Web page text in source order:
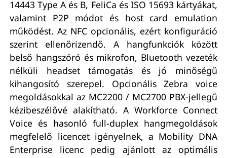
14443 Type A és B, FeliCa és ISO 15693 kártyákat,
valamint P2P módot és host card emulation
működést. Az NFC opcionális, ezért konfiguráció
szerint ellenőrizendő. A hangfunkciók között
belső hangszóró és mikrofon, Bluetooth vezeték
nélküli headset támogatás és jó minőségű
kihangosító szerepel. Opcionális Zebra voice
megoldásokkal az MC2200 / MC2700 PBX-jellegű
kézibeszélővé alakítható. A Workforce Connect
Voice és hasonló full-duplex hangmegoldások
megfelelő licencet igényelnek, a Mobility DNA
Enterprise licenc pedig ajánlott az optimális